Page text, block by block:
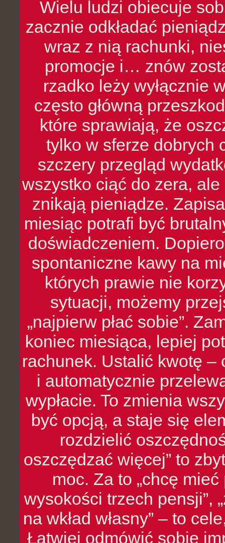
Wielu ludzi obiecuje
zacznie odkładać
wraz z nią rachunki,
promocje i… znów
rzadko leży wyłącznie
często główną
które sprawiają, że
tylko w sferze dobrych
szczery przegląd
wszystko ciąć do zera,
znikają pieniądze.
miesiąc potrafi być
doświadczeniem.
spontaniczne kawy na
których prawie nie
sytuacji, możemy
„najpierw płać sobie”.
koniec miesiąca, lepiej
rachunek. Ustalić kwotę
i automatycznie
wypłacie. To zmienia
być opcją, a staje się
rozdzielić
oszczędzać więcej” to
moc. Za to „chcę
wysokości trzech pensji”,
na wkład własny” – to
Łatwiej odmówić sobie